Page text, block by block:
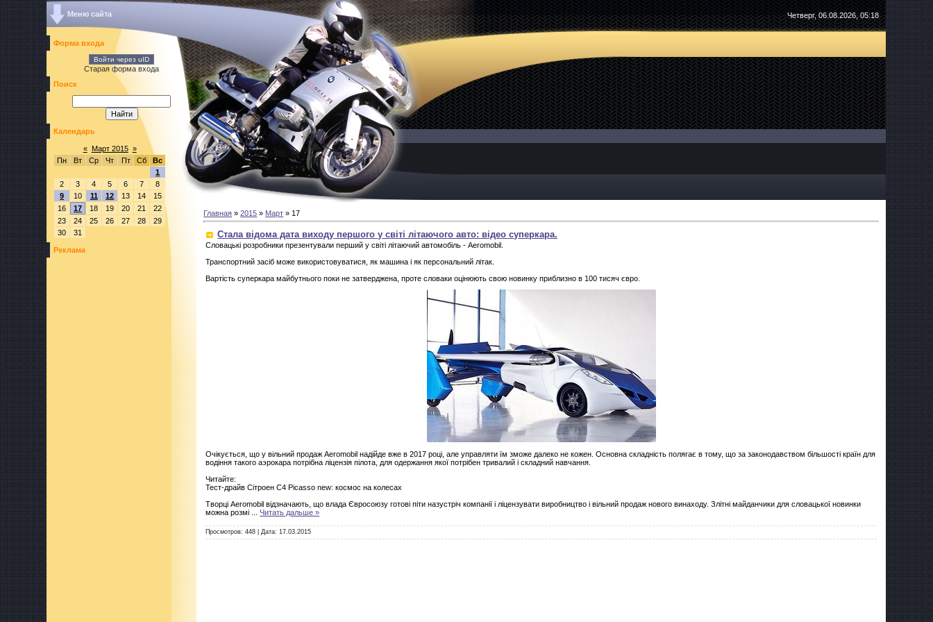
Меню сайта
Форма входа
Войти через uID
Старая форма входа
Поиск
Календарь
« Март 2015 »
Пн
Вт Ср Чт Пт Сб
Вс
1
2
3 4 5 6 7
8
9
10 11 12 13 14
15
16
17 18 19 20 21
22
23
24 25 26 27 28
29
30
31
Реклама
Четверг, 06.08.2026, 05:18
Главная »2015 » Март » 17
Стала відома дата виходу першого у світі літаючого авто: відео суперкара.
Словацькі розробники презентували перший у світі літаючий автомобіль - Aeromobil.
Транспортний засіб може використовуватися, як машина і як персональний літак.
Вартість суперкара майбутнього поки не затверджена, проте словаки оцінюють свою новинку приблизно в 100 тисяч євро.
Очікується, що у вільний продаж Aeromobil надійде вже в 2017 році, але управляти їм зможе далеко не кожен. Основна складність полягає в тому, що за законодавством більшості країн для
водіння такого аэрокара потрібна ліцензія пілота, для одержання якої потрібен тривалий і складний навчання.
Читайте:
Тест-драйв Сітроен C4 Picasso new: космос на колесах
Творці Aeromobil відзначають, що влада Євросоюзу готові піти назустріч компанії і ліцензувати виробництво і вільний продаж нового винаходу. Злітні майданчики для словацької новинки
можна розмі
...Читать дальше »
Просмотров: 448 Дата: 17.03.2015